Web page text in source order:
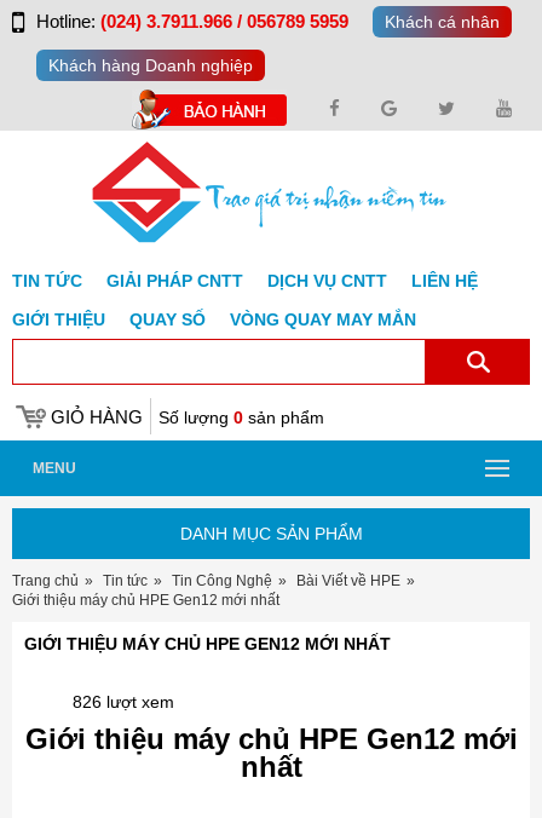
Hotline: (024) 3.7911.966 / 056789 5959 Khách cá nhân
Khách hàng Doanh nghiệp
TIN TỨC GIẢI PHÁP CNTT DỊCH VỤ CNTT
LIÊN HỆ
GIỚI THIỆU
QUAY SỐ VÒNG QUAY MAY MẮN
GIỎ HÀNG Số lượng 0 sản phẩm
MENU
DANH MỤC SẢN PHẨM
Trang chủ Tin tức Tin Công Nghệ
Bài Viết về HPE
Giới thiệu máy chủ HPE Gen12 mới nhất
GIỚI THIỆU MÁY CHỦ HPE GEN12 MỚI NHẤT
826 lượt xem
Giới thiệu máy chủ HPE Gen12 mới
nhất